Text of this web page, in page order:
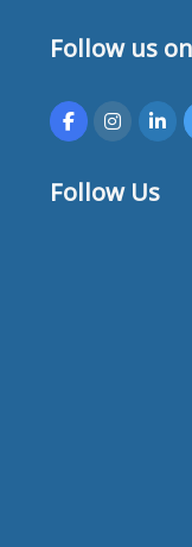
Follow us on
Follow Us